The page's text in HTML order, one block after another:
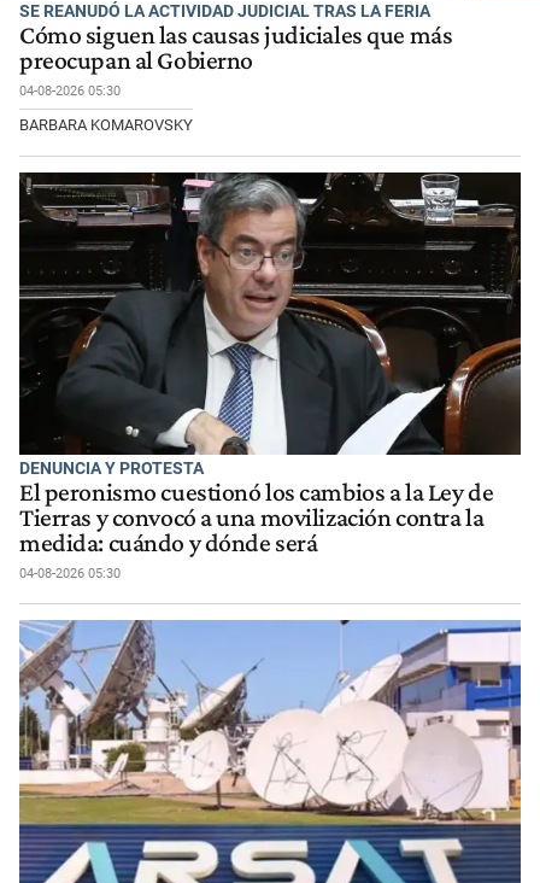
SE REANUDÓ LA ACTIVIDAD JUDICIAL TRAS LA FERIA
Cómo siguen las causas judiciales que más
preocupan al Gobierno
04-08-2026 05:30
BARBARA KOMAROVSKY
DENUNCIA Y PROTESTA
El peronismo cuestionó los cambios a la Ley de
Tierras y convocó a una movilización contra la
medida: cuándo y dónde será
04-08-2026 05:30